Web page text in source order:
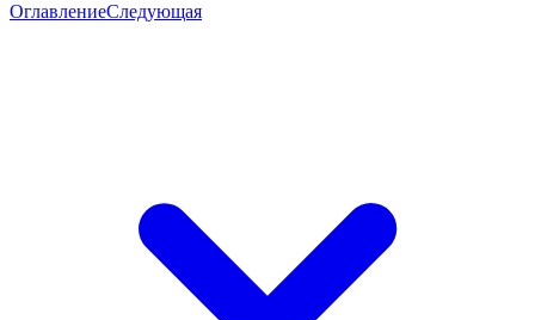
ОглавлениеСледующая